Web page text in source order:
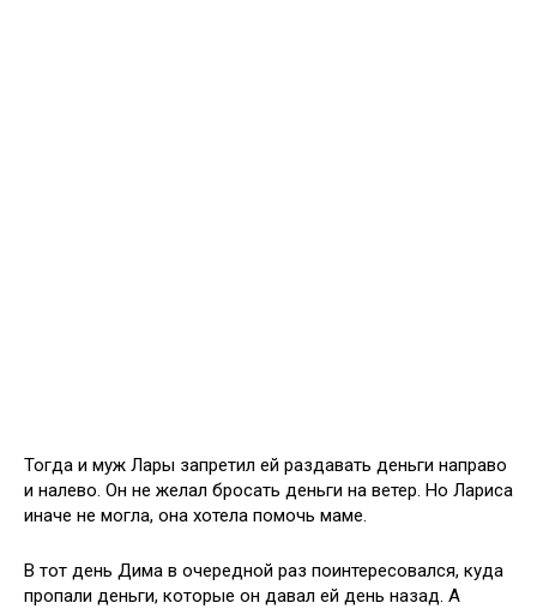
Тогда и муж Лары запретил ей раздавать деньги направо
и налево. Он не желал бросать деньги на ветер. Но Лариса
иначе не могла, она хотела помочь маме.
В тот день Дима в очередной раз поинтересовался, куда
пропали деньги, которые он давал ей день назад. А